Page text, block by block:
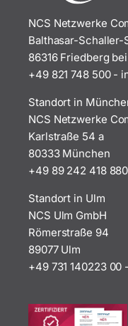
NCS Netzwerke
Balthasar-Schaller-
86316 Friedberg
+49 821 748 500- i
Standort in
NCS Netzwerke
Karlstraße 54 a
80333 München
+49 89 242 418 880
Standort in Ulm
NCS Ulm GmbH
Römerstraße 94
89077 Ulm
+49 731 140223 00 -